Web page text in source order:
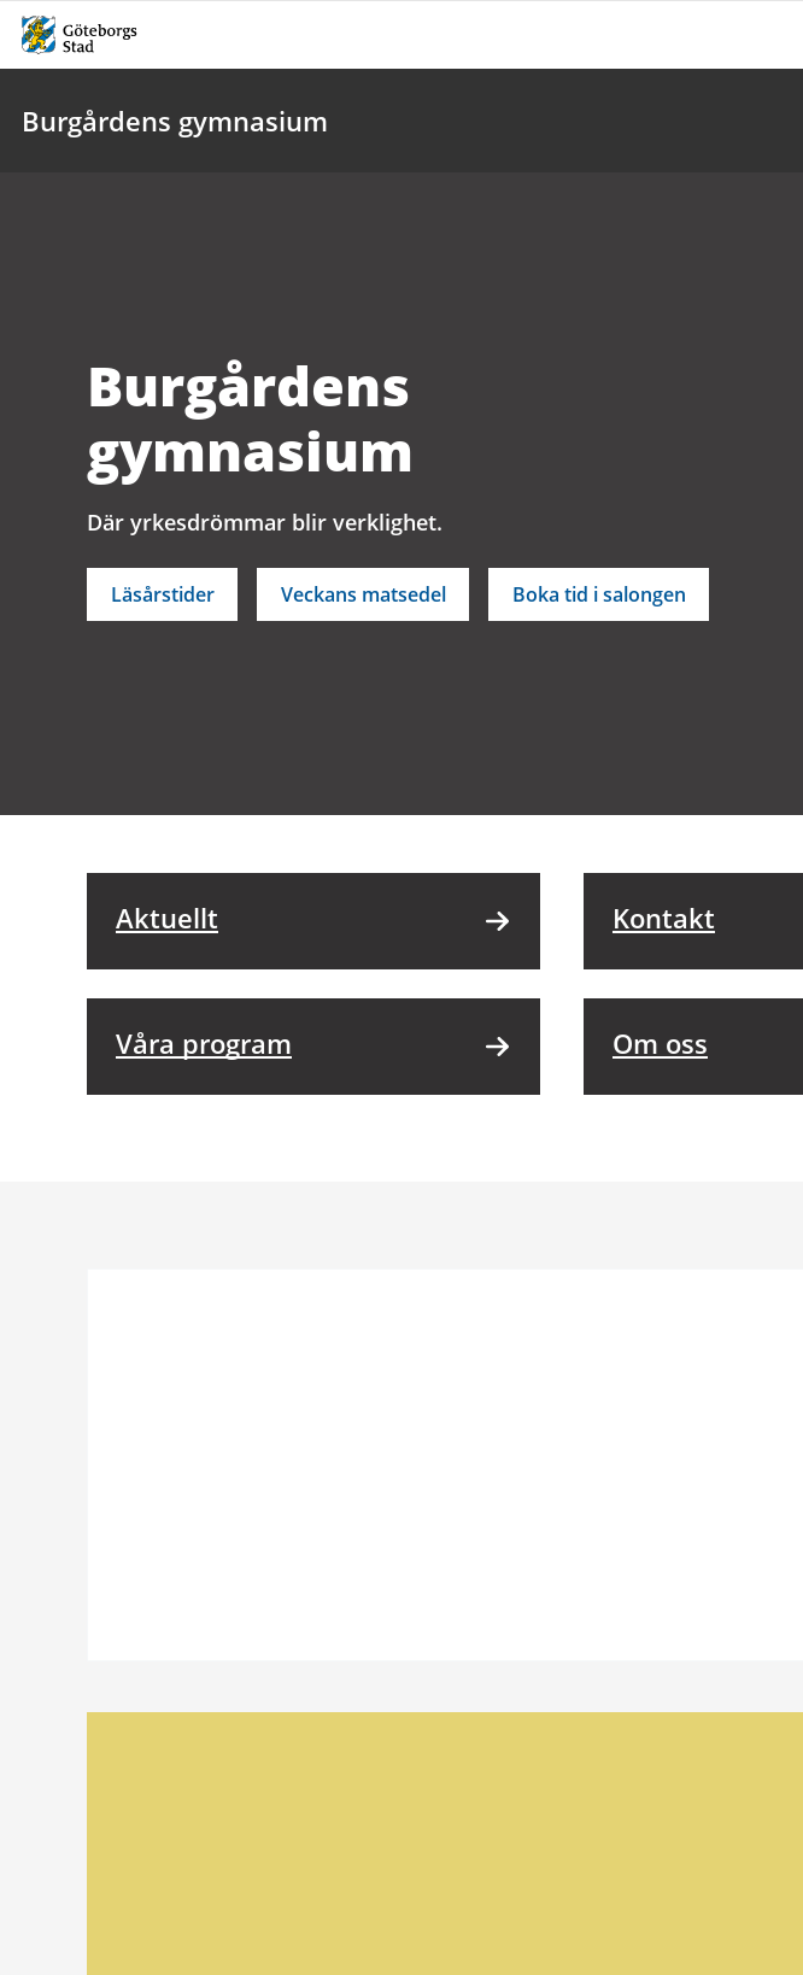
Burgårdens gymnasium
Burgårdens
gymnasium
Där yrkesdrömmar blir verklighet.
Läsårstider Veckans matsedel Boka tid i salongen
Aktuellt Kontakt
Våra program Om oss